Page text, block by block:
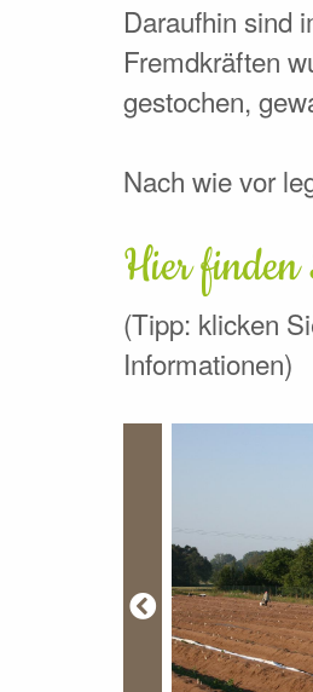
Daraufhin sind
Fremdkräften
gestochen,
Nach wie vor
Hier finden
(Tipp: klicken
Informationen)